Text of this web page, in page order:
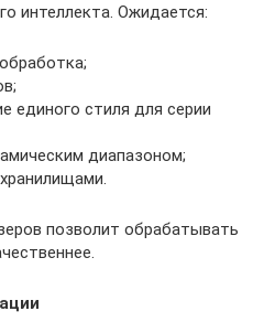
интеллекта. Ожидается:
единого стиля для серии
диапазоном;
позволит обрабатывать